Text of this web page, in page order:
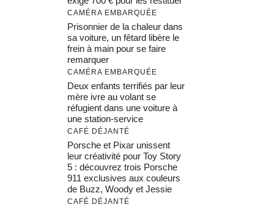
CAMÉRA EMBARQUÉE
Prisonnier de la chaleur dans
sa voiture, un fêtard libère le
frein à main pour se faire
remarquer
CAMÉRA EMBARQUÉE
Deux enfants terrifiés par leur
mère ivre au volant se
réfugient dans une voiture à
une station-service
CAFÉ DÉJANTÉ
Porsche et Pixar unissent
leur créativité pour Toy Story
5 : découvrez trois Porsche
911 exclusives aux couleurs
de Buzz, Woody et Jessie
CAFÉ DÉJANTÉ